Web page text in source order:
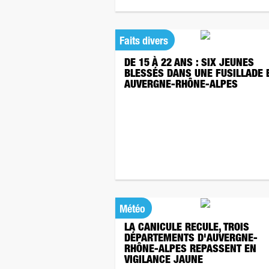
Faits divers
DE 15 À 22 ANS : SIX JEUNES
BLESSÉS DANS UNE FUSILLADE
AUVERGNE-RHÔNE-ALPES
Météo
LA CANICULE RECULE, TROIS
DÉPARTEMENTS D'AUVERGNE-
RHÔNE-ALPES REPASSENT EN
VIGILANCE JAUNE